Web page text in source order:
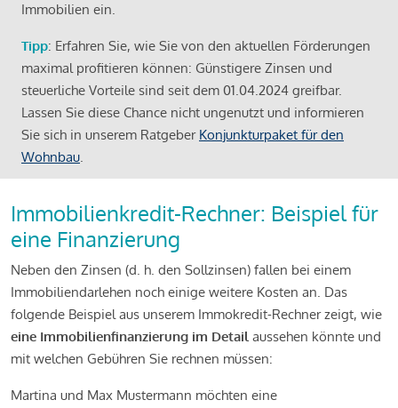
Immobilien ein.
Tipp: Erfahren Sie, wie Sie von den aktuellen Förderungen
maximal profitieren können: Günstigere Zinsen und
steuerliche Vorteile sind seit dem 01.04.2024 greifbar.
Lassen Sie diese Chance nicht ungenutzt und informieren
Sie sich in unserem Ratgeber Konjunkturpaket für den
Wohnbau.
Immobilienkredit-Rechner: Beispiel für
eine Finanzierung
Neben den Zinsen (d. h. den Sollzinsen) fallen bei einem
Immobiliendarlehen noch einige weitere Kosten an. Das
folgende Beispiel aus unserem Immokredit-Rechner zeigt, wie
eine Immobilienfinanzierung im Detail aussehen könnte und
mit welchen Gebühren Sie rechnen müssen:
Martina und Max Mustermann möchten eine